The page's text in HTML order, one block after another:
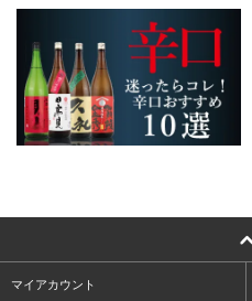
マイアカウント